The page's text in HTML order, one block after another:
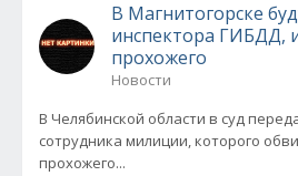
В Магнитогорске
инспектора ГИБДД,
прохожего
Новости
В Челябинской области в суд
сотрудника милиции, которого
прохожего...